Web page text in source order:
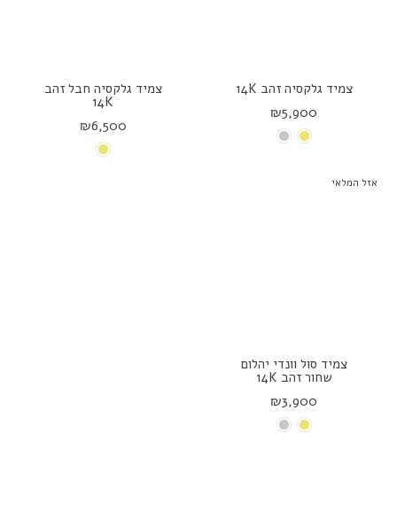
צמיד גלקסיה זהב 14K
₪5,900
צמיד גלקסיה חבל זהב
14K
₪6,500
אזל המלאי
צמיד סול וונדי יהלום
שחור זהב 14K
₪3,900